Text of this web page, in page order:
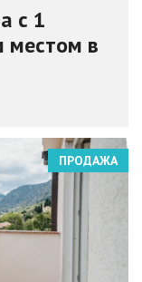
с 1
местом в
ПРОДАЖА